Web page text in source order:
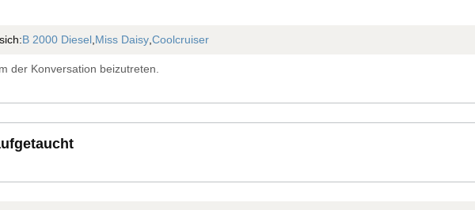
B 2000 Diesel, Miss Daisy, Coolcruiser
der Konversation beizutreten.